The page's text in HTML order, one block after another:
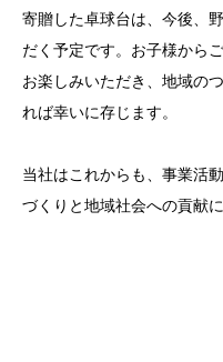
寄贈した卓球台は、今後、
だく予定です。お子様から
お楽しみいただき、地域の
れば幸いに存じます。
当社はこれからも、事業活
づくりと地域社会への貢献